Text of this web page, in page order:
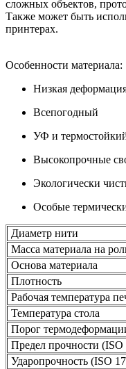
сложных объектов,
Также может быть
принтерах.
Особенности материала:
Низкая
Всепогодный
УФ и
Высокопрочные
Экологически
Особые
Диаметр нити
Масса материала на
Основа материала
Плотность
Рабочая температура
Температура стола
Порог
Предел прочности (ISO
Ударопрочность (ISO